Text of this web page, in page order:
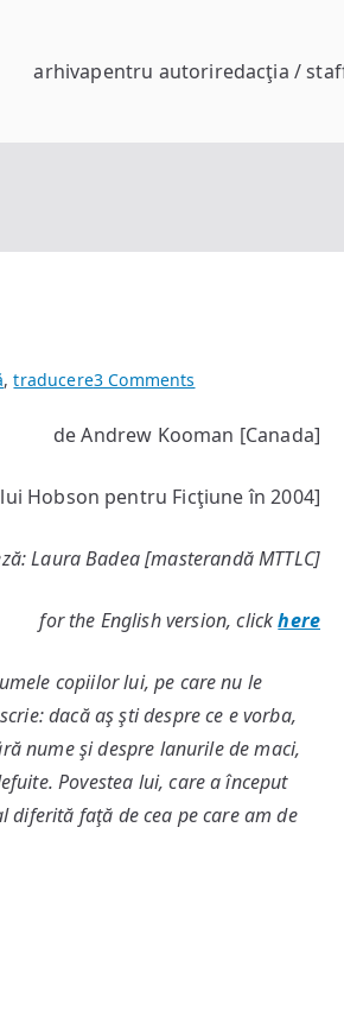
arhivapentru autoriredacţia /
,traducere3 Comments
de Andrew Kooman [Canada]
Hobson pentru Ficţiune în 2004]
Laura Badea [masterandă MTTLC]
for the English version, clickhere
copiilor lui, pe care nu le
dacă aş şti despre ce e vorba,
nume şi despre lanurile de maci,
Povestea lui, care a început
diferită faţă de cea pe care am de